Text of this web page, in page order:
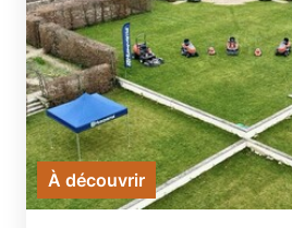
À découvrir